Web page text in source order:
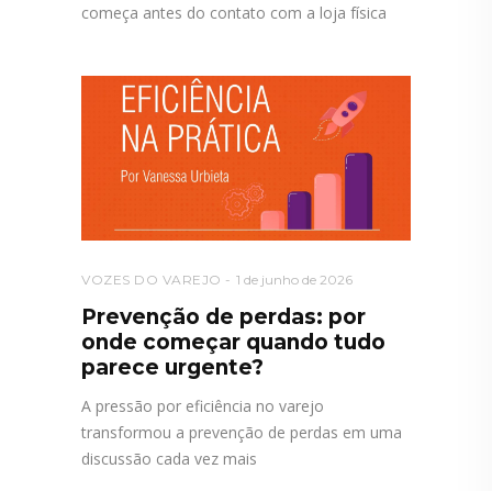
começa antes do contato com a loja física
VOZES DO VAREJO 1 de junho de 2026
Prevenção de perdas: por
onde começar quando tudo
parece urgente?
A pressão por eficiência no varejo
transformou a prevenção de perdas em uma
discussão cada vez mais